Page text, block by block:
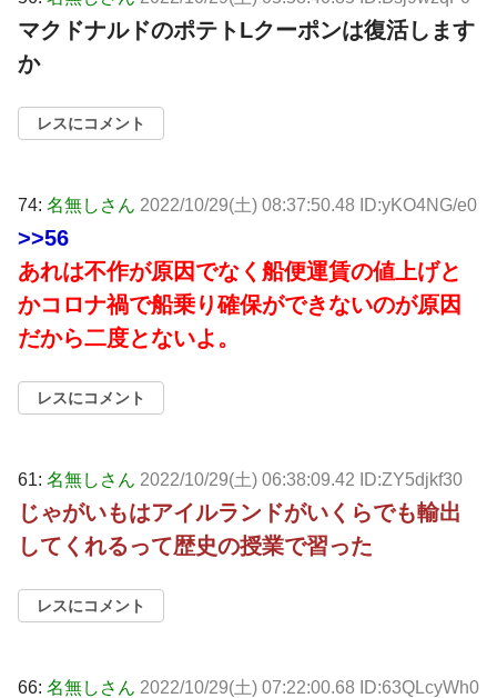
マクドナルドのポテトLクーポンは復活します
か
レスにコメント
74: 名無しさん 2022/10/29(土) 08:37:50.48 ID:yKO4NG/e0
>>56
あれは不作が原因でなく船便運賃の値上げと
かコロナ禍で船乗り確保ができないのが原因
だから二度とないよ。
レスにコメント
61: 名無しさん 2022/10/29(土) 06:38:09.42 ID:ZY5djkf30
じゃがいもはアイルランドがいくらでも輸出
してくれるって歴史の授業で習った
レスにコメント
66: 名無しさん 2022/10/29(土) 07:22:00.68 ID:63QLcyWh0